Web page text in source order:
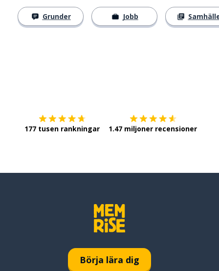
Grunder Jobb
177 tusen rankningar 1.47 miljoner recensioner
Börja lära dig